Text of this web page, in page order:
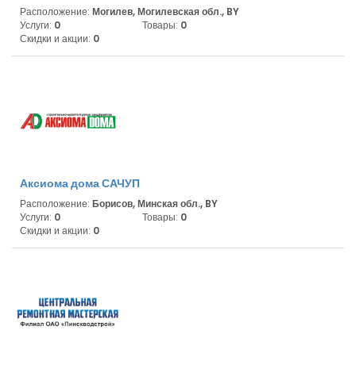
Расположение: Могилев, Могилевская обл., BY
Услуги: 0 Товары: 0
Скидки и акции: 0
Аксиома дома САЧУП
Расположение: Борисов, Минская обл., BY
Услуги: 0 Товары: 0
Скидки и акции: 0